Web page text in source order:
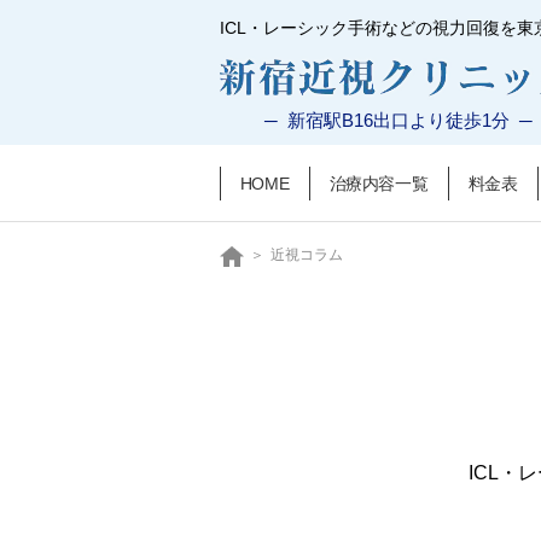
ICL・レーシック手術などの視力回復を
─ 新宿駅B16出口より徒歩1分 ─
HOME 治療内容一覧 料金表
近視コラム
ICL・